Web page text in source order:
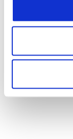
Flusses von
zum Motor
Weitere